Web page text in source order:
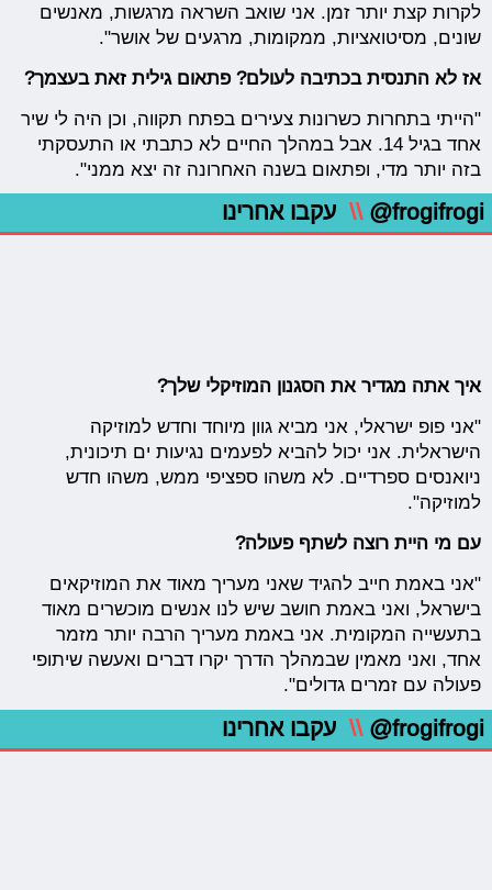
לקרות קצת יותר זמן. אני שואב השראה מרגשות, מאנשים
שונים, מסיטואציות, ממקומות, מרגעים של אושר".
אז לא התנסית בכתיבה לעולם? פתאום גילית זאת בעצמך?
"הייתי בתחרות כשרונות צעירים בפתח תקווה, וכן היה לי שיר
אחד בגיל 14. אבל במהלך החיים לא כתבתי או התעסקתי
בזה יותר מדי, ופתאום בשנה האחרונה זה יצא ממני".
@frogifrogi
\\ עקבו אחרינו
איך אתה מגדיר את הסגנון המוזיקלי שלך?
"אני פופ ישראלי, אני מביא גוון מיוחד וחדש למוזיקה
הישראלית. אני יכול להביא לפעמים נגיעות ים תיכונית,
ניואנסים ספרדיים. לא משהו ספציפי ממש, משהו חדש
למוזיקה".
עם מי היית רוצה לשתף פעולה?
"אני באמת חייב להגיד שאני מעריך מאוד את המוזיקאים
בישראל, ואני באמת חושב שיש לנו אנשים מוכשרים מאוד
בתעשייה המקומית. אני באמת מעריך הרבה יותר מזמר
אחד, ואני מאמין שבמהלך הדרך יקרו דברים ואעשה שיתופי
פעולה עם זמרים גדולים".
@frogifrogi
\\ עקבו אחרינו